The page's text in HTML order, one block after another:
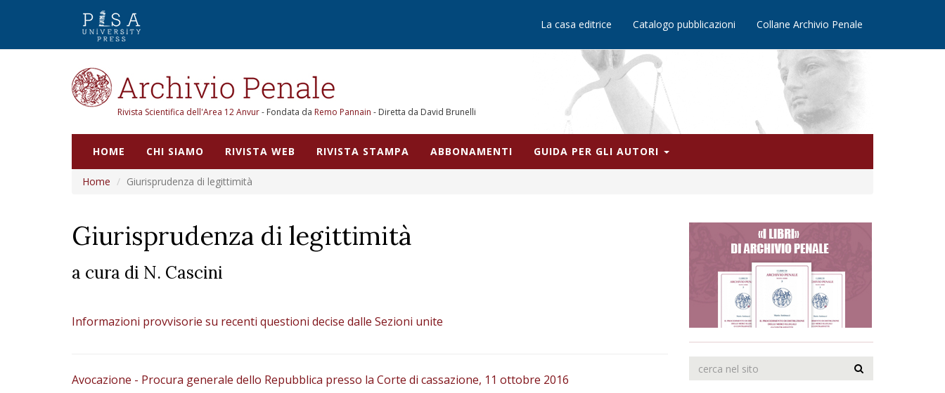
La casa editrice Catalogo pubblicazioni Collane Archivio Penale
Rivista Scientifica dell'Area 12 Anvur- Fondata da Remo Pannain - Diretta da David Brunelli
HOME CHI SIAMO RIVISTA WEB RIVISTA STAMPA ABBONAMENTI GUIDA PER GLI AUTORI
Home Giurisprudenza di legittimità
Giurisprudenza di legittimità
a cura di N. Cascini
Informazioni provvisorie su recenti questioni decise dalle Sezioni unite
Avocazione - Procura generale dello Repubblica presso la Corte di cassazione, 11 ottobre 2016